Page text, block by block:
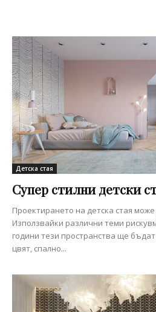
Детска стая
Супер стилни детски
Проектирането на детска стая
Използвайки различни теми
години тези пространства ще
цвят, спално...